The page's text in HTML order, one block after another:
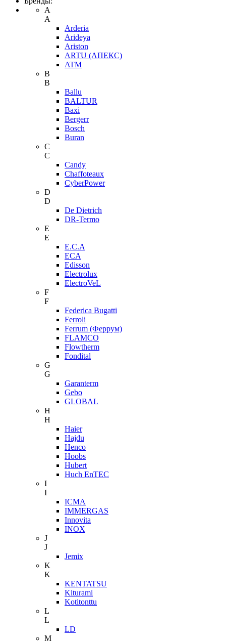
A
A
Arderia
Arideya
Ariston
ARTU (АПЕКС)
ATM
B
B
Ballu
BALTUR
Baxi
Bergerr
Bosch
Buran
C
C
Candy
Chaffoteaux
CyberPower
D
D
De Dietrich
DR-Termo
E
E
E.C.A
ECA
Edisson
Electrolux
ElectroVeL
F
F
Federica Bugatti
Ferroli
Ferrum (Феррум)
FLAMCO
Flowtherm
Fondital
G
G
Garanterm
Gebo
GLOBAL
H
H
Haier
Hajdu
Henco
Hoobs
Hubert
Huch EnTEC
I
I
ICMA
IMMERGAS
Innovita
INOX
J
J
Jemix
K
K
KENTATSU
Kiturami
Kotitonttu
L
L
LD
M